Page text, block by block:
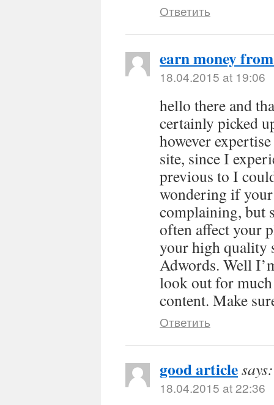
Ответить
earn money
18.04.2015 at 19:06
hello there and
certainly picked
however
site, since I
previous to I
wondering if
complaining, but
often affect your
your high quality
Adwords. Well
look out for
content. Make
Ответить
good articlesays:
18.04.2015 at 22:36